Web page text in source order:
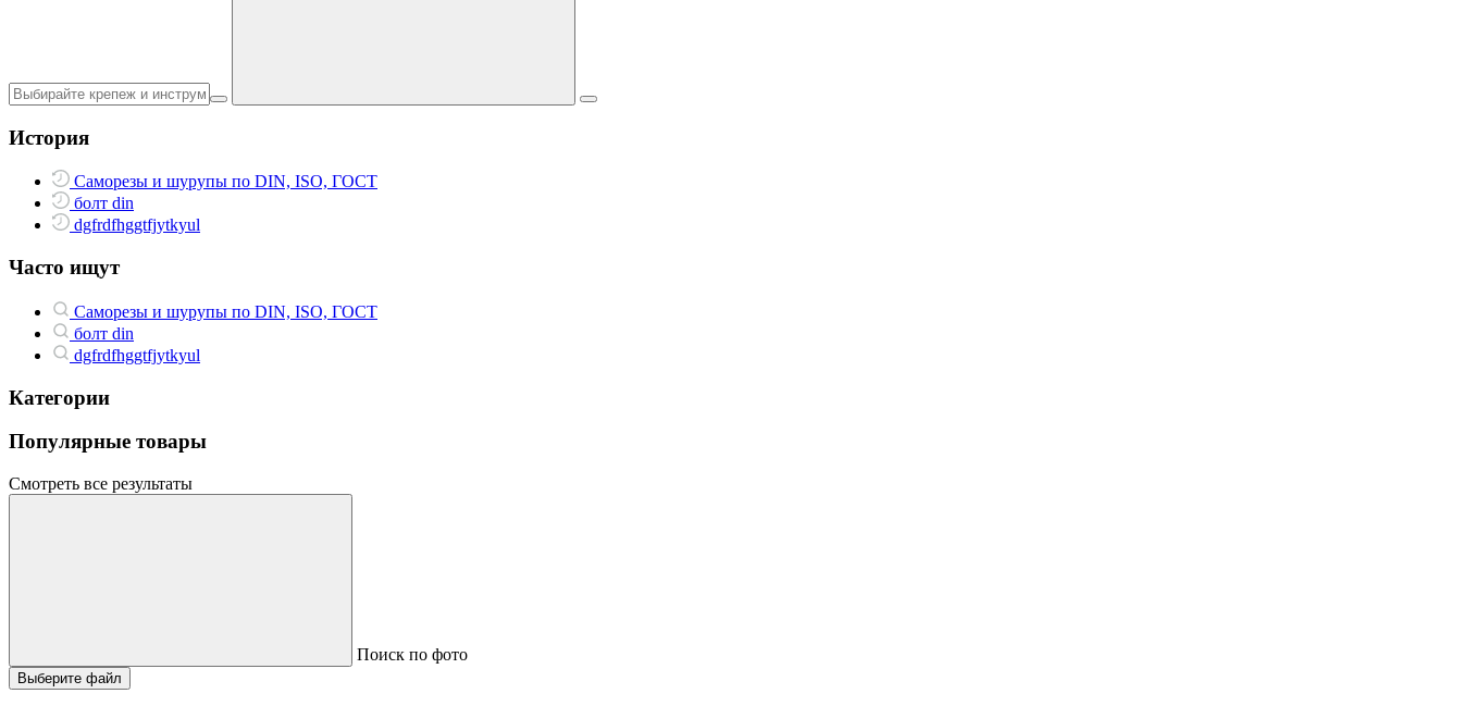
История
Саморезы и шурупы по DIN, ISO, ГОСТ
болт din
dgfrdfhggtfjytkyul
Часто ищут
Саморезы и шурупы по DIN, ISO, ГОСТ
болт din
dgfrdfhggtfjytkyul
Категории
Популярные товары
Смотреть все результаты
Поиск по фото
Выберите файл